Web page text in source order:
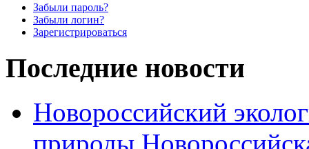
Забыли пароль?
Забыли логин?
Зарегистрироваться
Последние новости
Новороссийский